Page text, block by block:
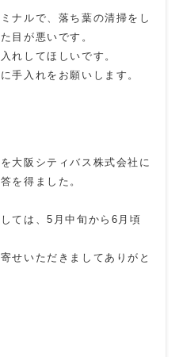
ナルで、落ち葉の清掃をし
目が悪いです。
れしてほしいです。
手入れをお願いします。
大阪シティバス株式会社に
を得ました。
ては、5月中旬から6月頃
せいただきましてありがと